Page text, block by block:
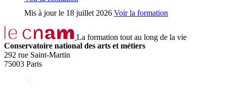
Mis à jour le 18 juillet 2026 Voir la formation
La formation tout au long de la vie
Conservatoire national des arts et métiers
292 rue Saint-Martin
75003 Paris